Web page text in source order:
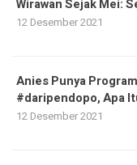
Wirawan Sejak Mei:
12 Desember 2021
Anies Punya
#daripendopo, Apa
12 Desember 2021